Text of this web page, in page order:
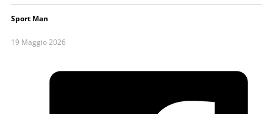
Sport Man
19 Maggio 2026